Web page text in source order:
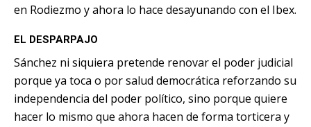
en Rodiezmo y ahora lo hace desayunando con el Ibex.
EL DESPARPAJO
Sánchez ni siquiera pretende renovar el poder judicial
porque ya toca o por salud democrática reforzando su
independencia del poder político, sino porque quiere
hacer lo mismo que ahora hacen de forma torticera y